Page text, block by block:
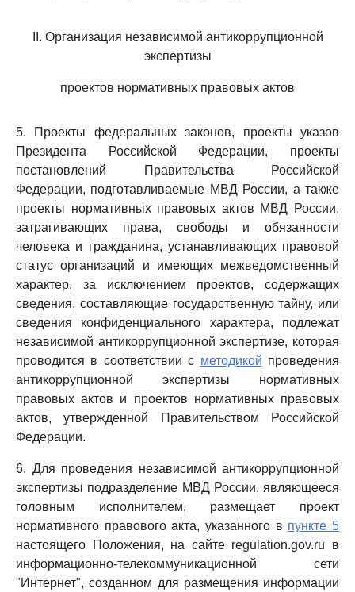
II. Организация независимой антикоррупционной
экспертизы
проектов нормативных правовых актов
5. Проекты федеральных законов, проекты указов
Президента Российской Федерации, проекты
постановлений Правительства Российской
Федерации, подготавливаемые МВД России, а также
проекты нормативных правовых актов МВД России,
затрагивающих права, свободы и обязанности
человека и гражданина, устанавливающих правовой
статус организаций и имеющих межведомственный
характер, за исключением проектов, содержащих
сведения, составляющие государственную тайну, или
сведения конфиденциального характера, подлежат
независимой антикоррупционной экспертизе, которая
проводится в соответствии с методикой проведения
антикоррупционной экспертизы нормативных
правовых актов и проектов нормативных правовых
актов, утвержденной Правительством Российской
Федерации.
6. Для проведения независимой антикоррупционной
экспертизы подразделение МВД России, являющееся
головным исполнителем, размещает проект
нормативного правового акта, указанного в пункте 5
настоящего Положения, на сайте regulation.gov.ru в
информационно-телекоммуникационной сети
"Интернет", созданном для размещения информации